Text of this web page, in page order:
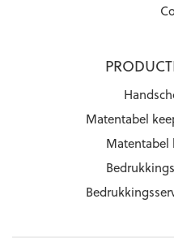
Matentabel
Matentabel